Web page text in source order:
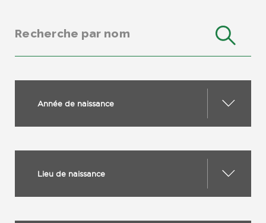
Année de naissance
Lieu de naissance